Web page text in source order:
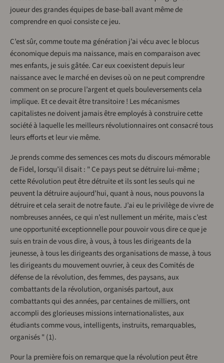
joueur des grandes équipes de base-ball avant même de
comprendre en quoi consiste ce jeu.
C’est sûr, comme toute ma génération j’ai vécu avec le blocus
économique depuis ma naissance, mais en comparaison avec
mes enfants, je suis gâtée. Car eux coexistent depuis leur
naissance avec le marché en devises où on ne peut comprendre
comment on se procure l’argent et quels bouleversements cela
implique. Et ce devait être transitoire ! Les mécanismes
capitalistes ne doivent jamais être employés à construire cette
société à laquelle les meilleurs révolutionnaires ont consacré tous
leurs efforts et leur vie même.
Je prends comme des semences ces mots du discours mémorable
de Fidel, lorsqu’il disait : " Ce pays peut se détruire lui-même ;
cette Révolution peut être détruite et ils sont les seuls qui ne
peuvent la détruire aujourd’hui, quant à nous, nous pouvons la
détruire et cela serait de notre faute. J’ai eu le privilège de vivre de
nombreuses années, ce qui n’est nullement un mérite, mais c’est
une opportunité exceptionnelle pour pouvoir vous dire ce que je
suis en train de vous dire, à vous, à tous les dirigeants de la
jeunesse, à tous les dirigeants des organisations de masse, à tous
les dirigeants du mouvement ouvrier, à ceux des Comités de
défense de la révolution, des femmes, des paysans, aux
combattants de la révolution, organisés partout, aux
combattants qui des années, par centaines de milliers, ont
accompli des glorieuses missions internationalistes, aux
étudiants comme vous, intelligents, instruits, remarquables,
organisés " (1).
Pour la première fois on remarque que la révolution peut être